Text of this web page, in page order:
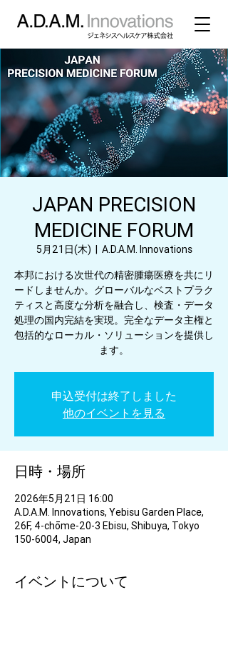
JAPAN PRECISION
MEDICINE FORUM
5月21日(木)
  |
A.D.A.M. Innovations
本邦における次世代の精密腫瘍医療を共にリ
ードしませんか。グローバルなベストプラク
ティスと高度な分析を融合し、検査・データ
処理の国内完結を実現。完全なデータ主権と
包括的なローカル・ソリューションを提供し
ます。
申込受付は終了しました
他のイベントを見る
日時・場所
2026年5月21日 16:00
A.D.A.M. Innovations, Yebisu Garden Place,
26F, 4-chōme-20-3 Ebisu, Shibuya, Tokyo
150-6004, Japan
イベントについて